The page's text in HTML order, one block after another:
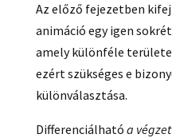
Az előző fejezetben
animáció egy igen
amely különféle
ezért szükséges e
különválasztása.
Differenciálható a